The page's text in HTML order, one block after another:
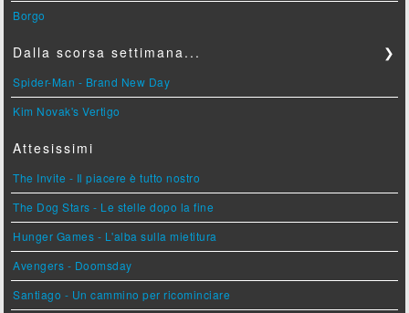
Borgo
Dalla scorsa settimana... ❯
Spider-Man - Brand New Day
Kim Novak's Vertigo
Attesissimi
The Invite - Il piacere è tutto nostro
The Dog Stars - Le stelle dopo la fine
Hunger Games - L'alba sulla mietitura
Avengers - Doomsday
Santiago - Un cammino per ricominciare